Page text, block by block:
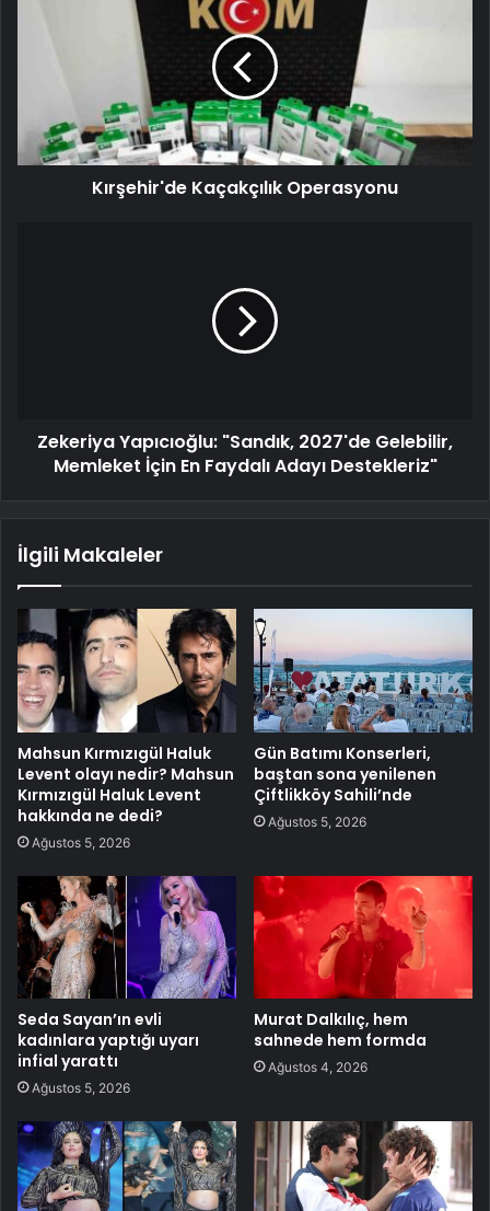
Kırşehir'de Kaçakçılık Operasyonu
Zekeriya Yapıcıoğlu: "Sandık, 2027'de Gelebilir,
Memleket İçin En Faydalı Adayı Destekleriz"
İlgili Makaleler
Mahsun Kırmızıgül Haluk
Levent olayı nedir? Mahsun
Kırmızıgül Haluk Levent
hakkında ne dedi?
Ağustos 5, 2026
Gün Batımı Konserleri,
baştan sona yenilenen
Çiftlikköy Sahili’nde
Ağustos 5, 2026
Seda Sayan’ın evli
kadınlara yaptığı uyarı
infial yarattı
Ağustos 5, 2026
Murat Dalkılıç, hem
sahnede hem formda
Ağustos 4, 2026